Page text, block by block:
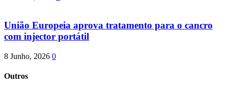
União Europeia aprova tratamento para o cancro
com injector portátil
8 Junho, 2026 0
Outros